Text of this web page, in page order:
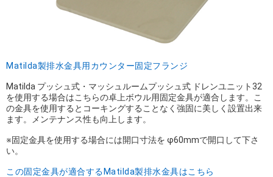
Matilda製排水金具用カウンター固定フランジ
Matilda プッシュ式・マッシュルームプッシュ式 ドレンユニット32
を使用する場合はこちらの卓上ボウル用固定金具が適合します。こ
の金具を使用するとコーキングすることなく強固に美しく設置出来
ます。メンテナンス性も向上します。
※固定金具を使用する場合には開口寸法を φ60mmで開口して下さ
い。
この固定金具が適合するMatilda製排水金具はこちら